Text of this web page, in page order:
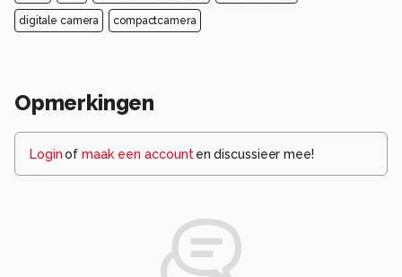
digitale camera compactcamera
Opmerkingen
Loginof maak een account en discussieer mee!